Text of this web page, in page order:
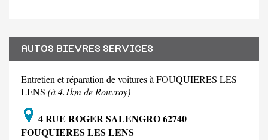
AUTOS BIEVRES SERVICES
Entretien et réparation de voitures à FOUQUIERES LES
LENS (à 4.1km de Rouvroy)
4 RUE ROGER SALENGRO 62740
FOUQUIERES LES LENS